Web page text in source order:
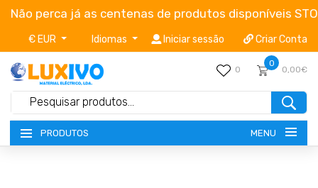
Não perca já as centenas de produtos disponíveis
€ EUR Idiomas Iniciar sessão Criar Conta
0
0
0,00€
PRODUTOS MENU